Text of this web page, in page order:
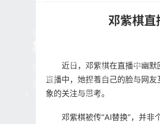
邓紫棋直
近日，邓紫棋在直播中幽默
直播中，她捏着自己的脸与网
象的关注与思考。
邓紫棋被传“AI替换”，并